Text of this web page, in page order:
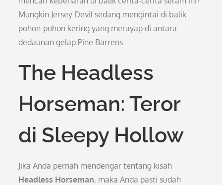
Mungkin Jersey Devil sedang mengintai di balik
pohon-pohon kering yang merayap di antara
dedaunan gelap Pine Barrens.
The Headless
Horseman: Teror
di Sleepy Hollow
Jika Anda pernah mendengar tentang kisah
Headless Horseman, maka Anda pasti sudah